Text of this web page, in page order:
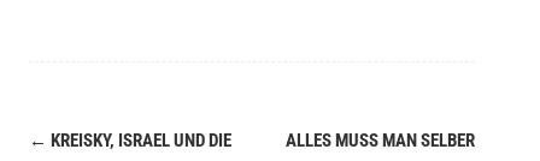
← KREISKY, ISRAEL UND DIE
ALLES MUSS MAN SELBER